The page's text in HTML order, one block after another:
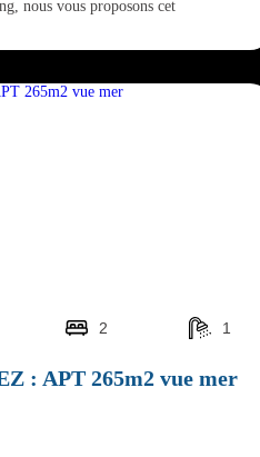
nous vous proposons cet
2 1
: APT 265m2 vue mer